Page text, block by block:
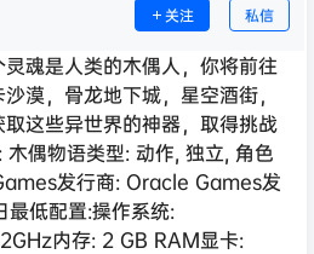
关注 私信
魂是人类的木偶人，你将前往
漠，骨龙地下城，星空酒街，
这些异世界的神器，取得挑战
偶物语类型: 动作, 独立, 角色
发行商: Oracle Games发
低配置:操作系统:
内存: 2 GB RAM显卡: